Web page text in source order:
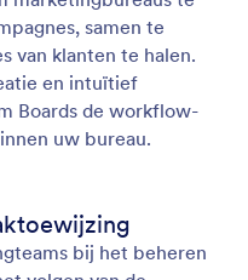
samen te
van klanten te halen.
en intuïtief
Boards de workflow-
uw bureau.
bij het beheren